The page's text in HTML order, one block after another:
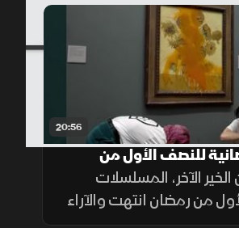
00:10/20:29
20:56
للنصف الأول من
متفاوتة.. في الخبر الآخر
الآخر، المسلسلات
من رمضان انتهت والآراء